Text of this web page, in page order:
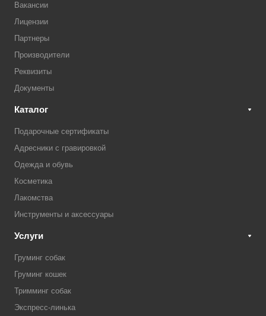
Вакансии
Лицензии
Партнеры
Производители
Реквизиты
Документы
Каталог
Подарочные сертификаты
Адресники с гравировкой
Одежда и обувь
Косметика
Лакомства
Инструменты и аксессуары
Услуги
Груминг собак
Груминг кошек
Тримминг собак
Экспресс-линька